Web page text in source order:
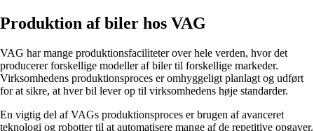
Produktion af biler hos VAG
VAG har mange produktionsfaciliteter over hele verden, hvor det
producerer forskellige modeller af biler til forskellige markeder.
Virksomhedens produktionsproces er omhyggeligt planlagt og udført
for at sikre, at hver bil lever op til virksomhedens høje standarder.
En vigtig del af VAGs produktionsproces er brugen af avanceret
teknologi og robotter til at automatisere mange af de repetitive opgaver.